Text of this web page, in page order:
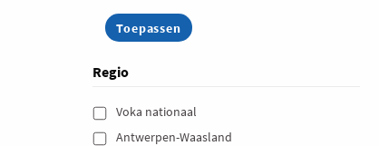
Regio
Voka nationaal
Antwerpen-Waasland